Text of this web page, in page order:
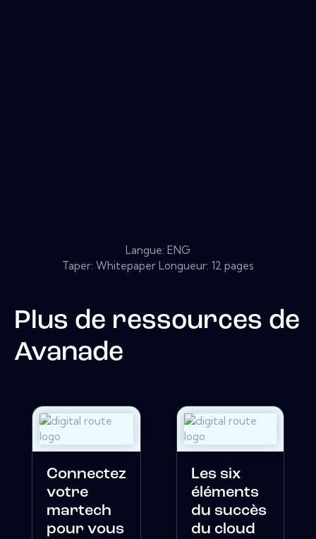
Langue: ENG
Taper: Whitepaper Longueur: 12 pages
Plus de ressources de
Avanade
Connectez
votre
martech
pour vous
Les six
éléments
du succès
du cloud